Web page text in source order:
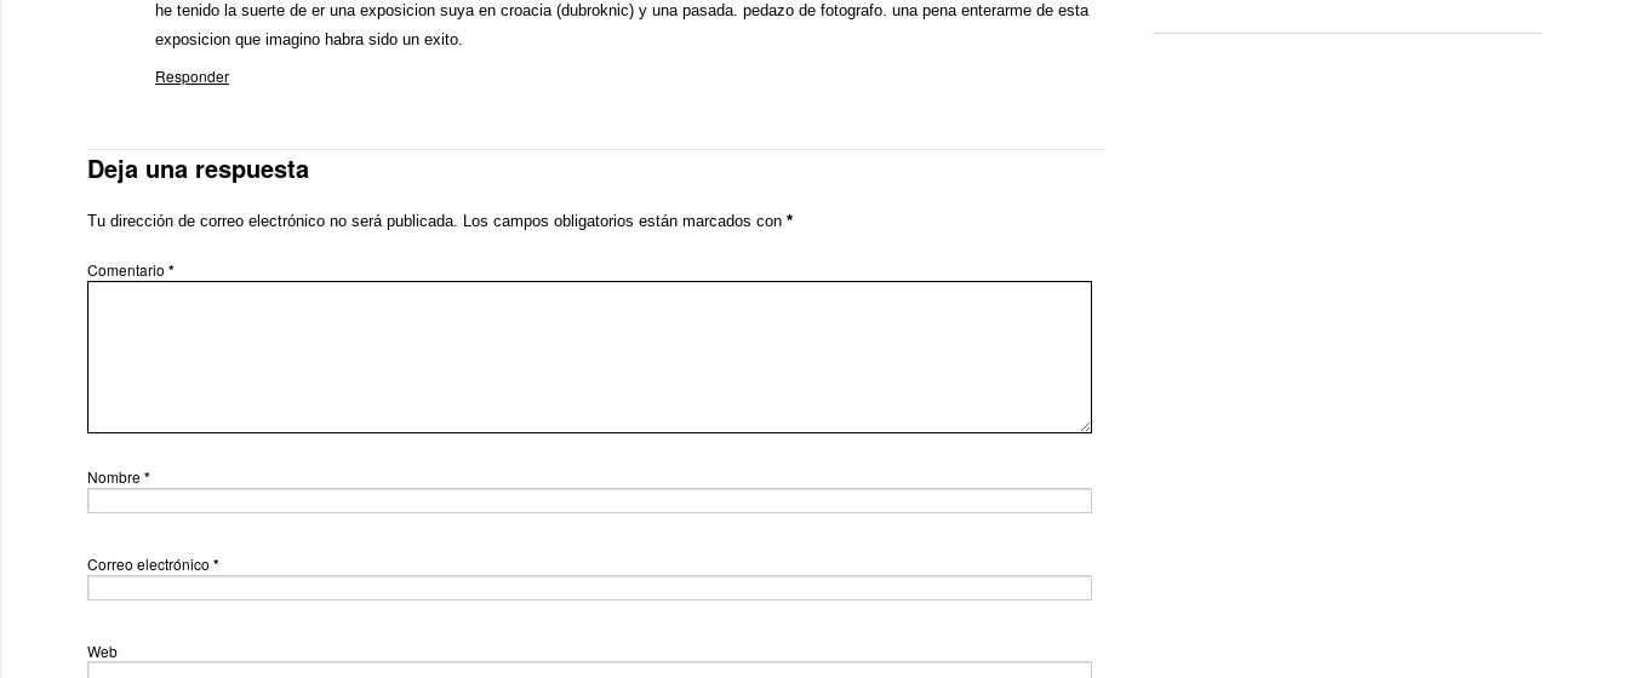
he tenido la suerte de er una exposicion suya en croacia (dubroknic) y una pasada. pedazo de fotografo. una pena enterarme de esta
exposicion que imagino habra sido un exito.
Responder
Deja una respuesta
Tu dirección de correo electrónico no será publicada. Los campos obligatorios están marcados con *
Comentario *
Nombre*
Correo electrónico *
Web